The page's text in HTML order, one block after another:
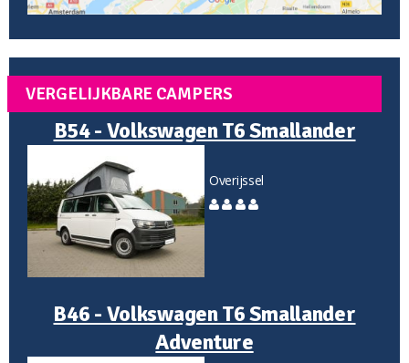
VERGELIJKBARE CAMPERS
B54 - Volkswagen T6 Smallander
Overijssel
B46 - Volkswagen T6 Smallander
Adventure